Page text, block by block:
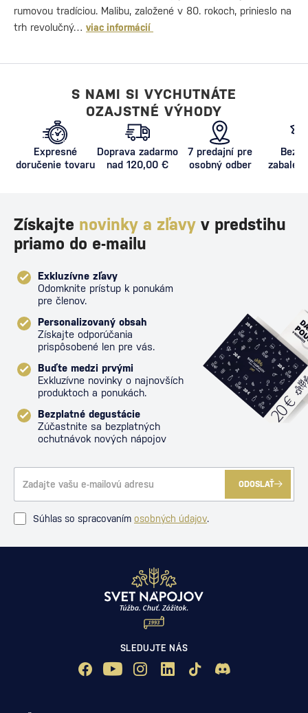
rumovou tradíciou. Malibu, založené v 80. rokoch, prinieslo na
trh revolučný… viac informácií
S NAMI SI VYCHUTNÁTE
OZAJSTNÉ VÝHODY
Expresné
doručenie tovaru
Doprava zadarmo
nad 120,00 €
7 predajní pre
osobný odber
Získajte novinky a zľavy v predstihu
priamo do e-mailu
Exkluzívne zľavy
Odomknite prístup k ponukám
pre členov.
Personalizovaný obsah
Získajte odporúčania
prispôsobené len pre vás.
Buďte medzi prvými
Exkluzívne novinky o najnovších
produktoch a ponukách.
Bezplatné degustácie
Zúčastnite sa bezplatných
ochutnávok nových nápojov
ODOSLAŤ
Súhlas so spracovaním osobných údajov.
SLEDUJTE NÁS